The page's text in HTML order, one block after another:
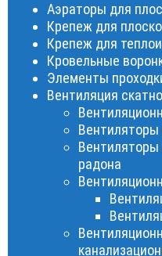
Аэраторы для
Крепеж для
Крепеж для
Кровельные
Элементы
Вентиляция
Вентиляторы
Вентиляторы
радона